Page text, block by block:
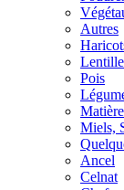
Autres
Pois
Miels,
Ancel
Celnat